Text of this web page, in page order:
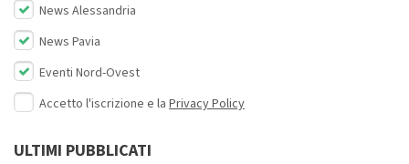
News Alessandria
News Pavia
Eventi Nord-Ovest
Accetto l'iscrizione e la Privacy Policy
ULTIMI PUBBLICATI